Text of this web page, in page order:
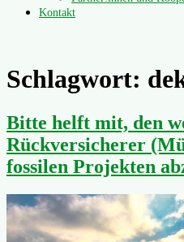
Kontakt
Schlagwort:
Bitte helft mit, den
Rückversicherer
fossilen Projekten